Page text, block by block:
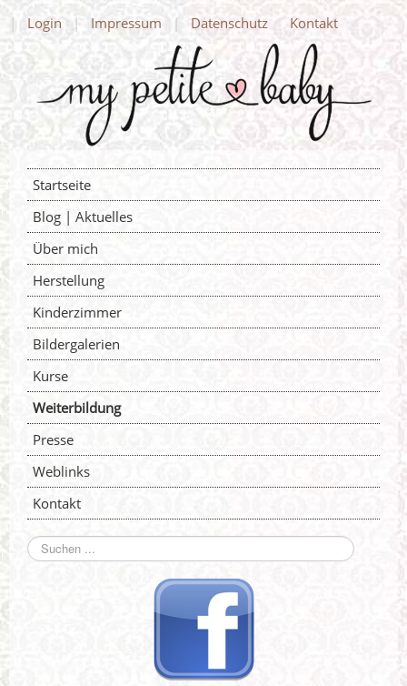
Login Impressum Datenschutz Kontakt
Startseite
Blog | Aktuelles
Über mich
Herstellung
Kinderzimmer
Bildergalerien
Kurse
Weiterbildung
Presse
Weblinks
Kontakt
Suchen
...